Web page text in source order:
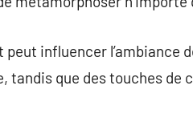
influencer l’ambiance
tandis que des touches de